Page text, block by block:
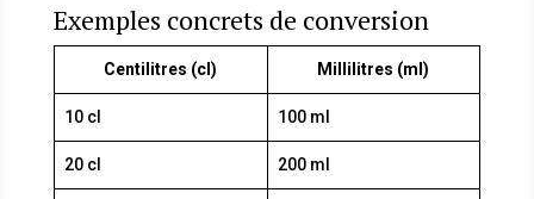
Exemples concrets de conversion
Centilitres (cl) Millilitres (ml)
10 cl 100 ml
20 cl 200 ml